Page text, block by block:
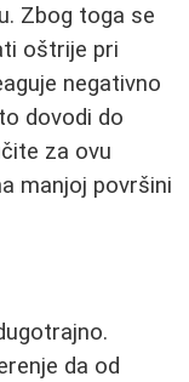
Zbog toga se
oštrije pri
negativno
dovodi do
za ovu
manjoj površini
da od